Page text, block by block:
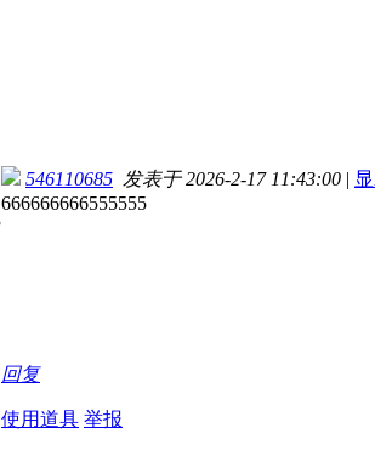
546110685 发表于 2026-2-17 11:43:00 |
666666666555555
回复
使用道具 举报